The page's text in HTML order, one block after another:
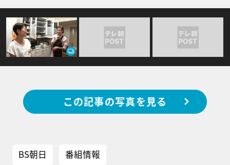
この記事の写真を見る
BS朝日 番組情報